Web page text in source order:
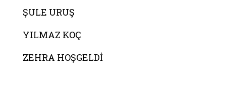
ŞULE URUŞ
YILMAZ KOÇ
ZEHRA HOŞGELDİ